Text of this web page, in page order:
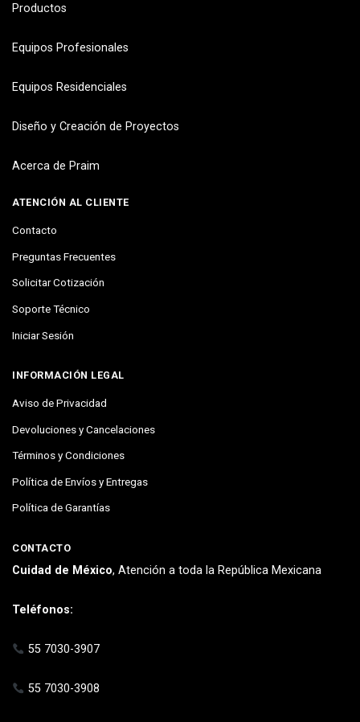
Productos
Equipos Profesionales
Equipos Residenciales
Diseño y Creación de Proyectos
Acerca de Praim
ATENCIÓN AL CLIENTE
Contacto
Preguntas Frecuentes
Solicitar Cotización
Soporte Técnico
Iniciar Sesión
INFORMACIÓN LEGAL
Aviso de Privacidad
Devoluciones y Cancelaciones
Términos y Condiciones
Política de Envíos y Entregas
Política de Garantías
CONTACTO
Cuidad de México, Atención a toda la República Mexicana
Teléfonos:
55 7030-3907
55 7030-3908